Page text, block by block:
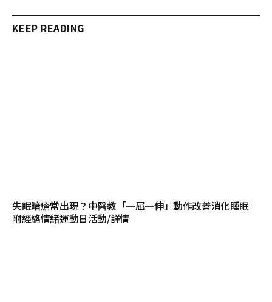
KEEP READING
失眠暗瘡常出現？中醫教「一屈一伸」動作改善消化睡眠
附經絡情緒運動日活動/詳情